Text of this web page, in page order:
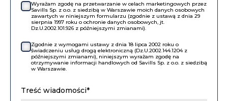
Wyrażam zgodę na przetwarzanie w celach marketingowych przez
Savills Sp. z o.o. z siedzibą w Warszawie moich danych osobowych
zawartych w niniejszym formularzu (zgodnie z ustawą z dnia 29
sierpnia 1997 roku o ochronie danych osobowych, jt.
Dz.U.2002.101.926 z późniejszymi zmianami).
Zgodnie z wymogami ustawy z dnia 18 lipca 2002 roku o
świadczeniu usług drogą elektroniczną (Dz.U.2002.144.1204 z
późniejszymi zmianami), niniejszym wyrażam zgodę na
otrzymywanie informacji handlowych od Savills Sp. z o.o. z siedzibą
w Warszawie.
Treść wiadomości*